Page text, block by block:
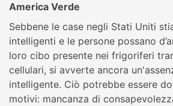
America Verde
Sebbene le case negli Stati Uniti
intelligenti e le persone possano
loro cibo presente nei frigoriferi
cellulari, si avverte ancora
intelligente. Ciò potrebbe essere
motivi: mancanza di